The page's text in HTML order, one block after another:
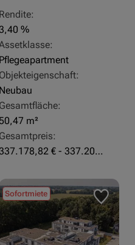
Rendite:
%
Pflegeapartment
Objekteigenschaft:
Neubau
Gesamtfläche:
50,47 m²
Gesamtpreis:
337.178,82 € - 337.207,06 €
Sofortmiete